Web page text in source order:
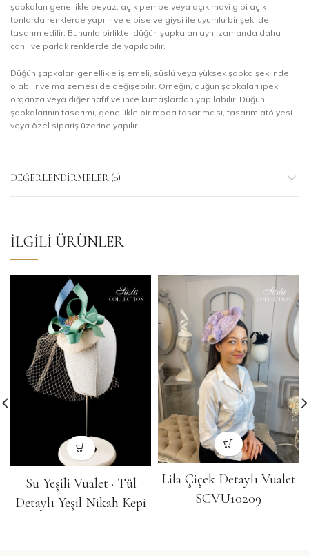
şapkaları genellikle beyaz, açık pembe veya açık mavi gibi açık
tonlarda renklerde yapılır ve elbise ve giysi ile uyumlu bir şekilde
tasarım edilir. Bununla birlikte, düğün şapkaları aynı zamanda daha
canlı ve parlak renklerde de yapılabilir.
Düğün şapkaları genellikle işlemeli, süslü veya yüksek şapka şeklinde
olabilir ve malzemesi de değişebilir. Örneğin, düğün şapkaları ipek,
organza veya diğer hafif ve ince kumaşlardan yapılabilir. Düğün
şapkalarının tasarımı, genellikle bir moda tasarımcısı, tasarım atölyesi
veya özel sipariş üzerine yapılır.
DEĞERLENDIRMELER (0)
İLGILI ÜRÜNLER
Su Yeşili Vualet · Tül
Detaylı Yeşil Nikah Kepi
Lila Çiçek Detaylı Vualet
SCVU10209